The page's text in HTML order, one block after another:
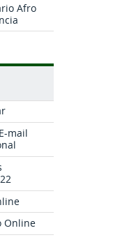
Afro
mail
Online